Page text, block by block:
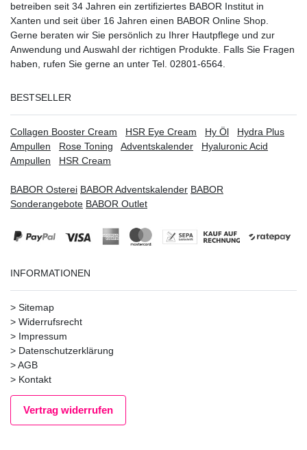
betreiben seit 34 Jahren ein zertifiziertes BABOR Institut in
Xanten und seit über 16 Jahren einen BABOR Online Shop.
Gerne beraten wir Sie persönlich zu Ihrer Hautpflege und zur
Anwendung und Auswahl der richtigen Produkte. Falls Sie Fragen
haben, rufen Sie gerne an unter Tel. 02801-6564.
BESTSELLER
Collagen Booster Cream HSR Eye Cream Hy Öl
Hydra Plus
Ampullen
Rose Toning Adventskalender
Hyaluronic Acid
Ampullen
HSR Cream
BABOR Osterei BABOR Adventskalender BABOR
Sonderangebote BABOR Outlet
INFORMATIONEN
> Sitemap
> Widerrufsrecht
> Impressum
> Datenschutzerklärung
>AGB
> Kontakt
Vertrag widerrufen